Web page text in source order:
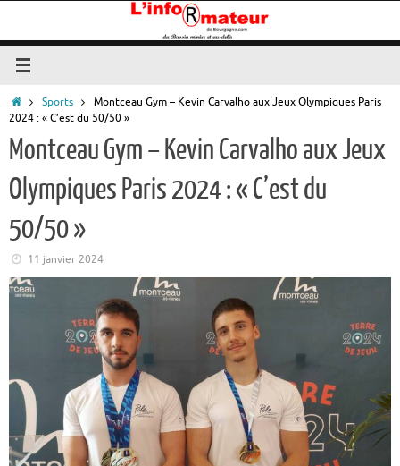
contenu
Accueil
Sports
Montceau Gym – Kevin Carvalho aux Jeux Olympiques Paris
2024 : « C’est du 50/50 »
Montceau Gym – Kevin Carvalho aux Jeux
Olympiques Paris 2024 : « C’est du
50/50 »
11 janvier 2024